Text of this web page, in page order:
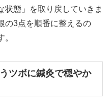
状態」を取り戻していきま
の3点を順番に整えるの
ツボに鍼灸で穏やか